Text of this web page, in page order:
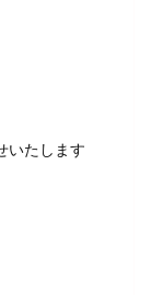
いたします